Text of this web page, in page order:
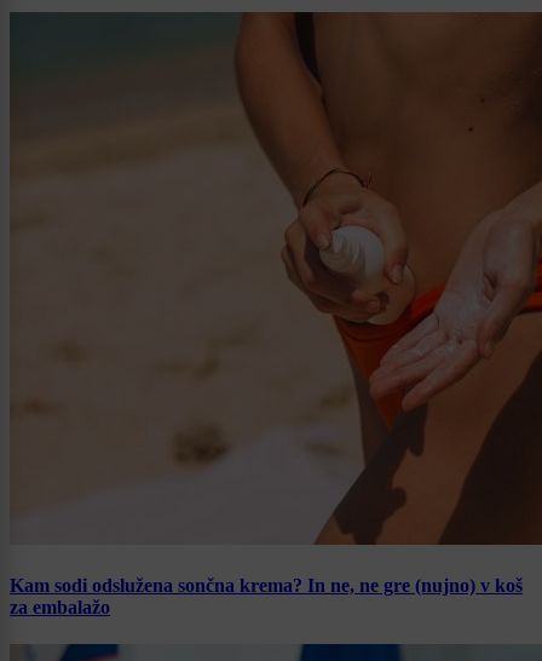
Kam sodi odslužena sončna krema? In ne, ne gre (nujno) v koš
za embalažo